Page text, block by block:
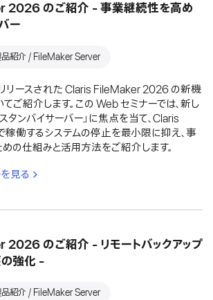
2026 のご紹介 - 事業継続性を高め
ー
紹介 / FileMaker Server
リースされた Claris FileMaker 2026 の新機
ご紹介します。この Web セミナーでは、新し
タンバイサーバー」に焦点を当て、Claris
働するシステムの停止を最小限に抑え、事
の仕組みと活用方法をご紹介します。
見る
のご紹介 - リモートバックアップ
の強化 -
紹介 / FileMaker Server